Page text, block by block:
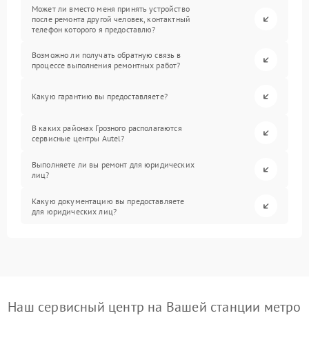
Может ли вместо меня принять устройство
после ремонта другой человек, контактный
телефон которого я предоставлю?
Возможно ли получать обратную связь в
процессе выполнения ремонтных работ?
Какую гарантию вы предоставляете?
В каких районах Грозного располагаются
сервисные центры Autel?
Выполняете ли вы ремонт для юридических
лиц?
Какую документацию вы предоставляете
для юридических лиц?
Наш сервисный центр на Вашей станции метро